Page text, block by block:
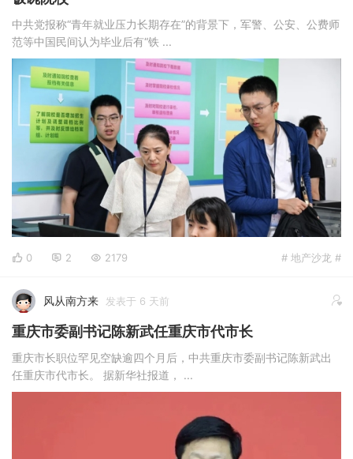
中共党报称“青年就业压力长期存在”的背景下，军警、公安、公费师
范等中国民间认为毕业后有“铁 ...
0 2 2179 # 地产沙龙 #
风从南方来 发表于 6 天前
重庆市委副书记陈新武任重庆市代市长
重庆市长职位罕见空缺逾四个月后，中共重庆市委副书记陈新武出
任重庆市代市长。 据新华社报道， ...